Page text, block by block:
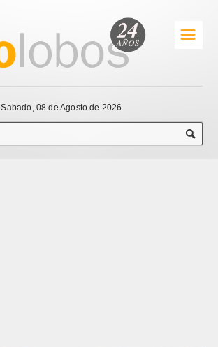
☰
Sabado, 08 de Agosto de 2026